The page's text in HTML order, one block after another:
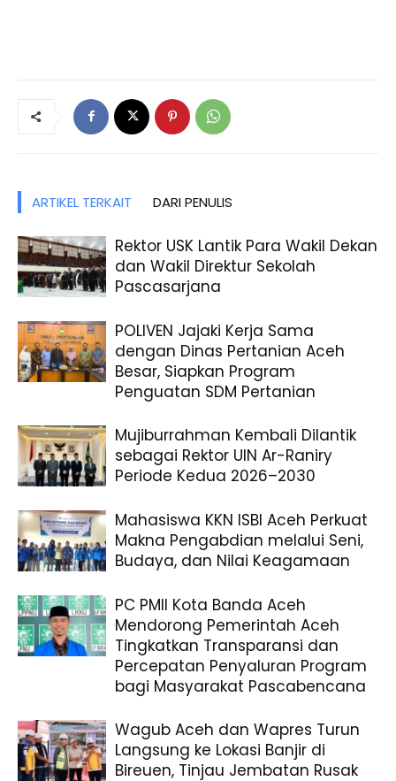
ARTIKEL TERKAIT DARI PENULIS
Rektor USK Lantik Para Wakil Dekan
dan Wakil Direktur Sekolah
Pascasarjana
POLIVEN Jajaki Kerja Sama
dengan Dinas Pertanian Aceh
Besar, Siapkan Program
Penguatan SDM Pertanian
Mujiburrahman Kembali Dilantik
sebagai Rektor UIN Ar-Raniry
Periode Kedua 2026–2030
Mahasiswa KKN ISBI Aceh Perkuat
Makna Pengabdian melalui Seni,
Budaya, dan Nilai Keagamaan
PC PMII Kota Banda Aceh
Mendorong Pemerintah Aceh
Tingkatkan Transparansi dan
Percepatan Penyaluran Program
bagi Masyarakat Pascabencana
Wagub Aceh dan Wapres Turun
Langsung ke Lokasi Banjir di
Bireuen, Tinjau Jembatan Rusak